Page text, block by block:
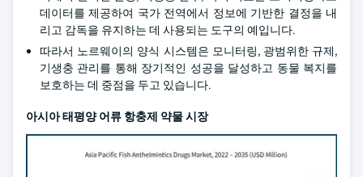
데이터를 제공하여 국가 전역에서 정보에 기반한 결정을 내
리고 감독을 유지하는 데 사용되는 도구의 예입니다.
따라서 노르웨이의 양식 시스템은 모니터링, 광범위한 규제,
기생충 관리를 통해 장기적인 성공을 달성하고 동물 복지를
보호하는 데 중점을 두고 있습니다.
아시아 태평양 어류 항충제 약물 시장